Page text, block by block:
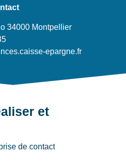
34000 Montpellier
epargne.fr
et
de contact